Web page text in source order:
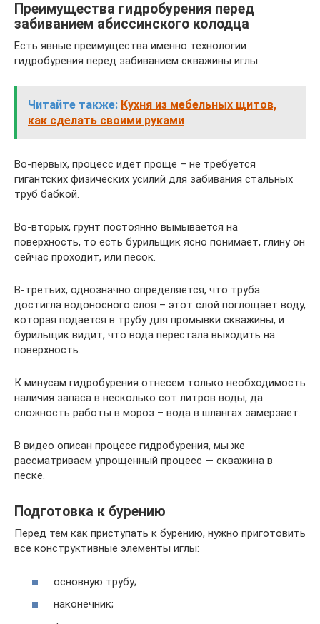
Преимущества гидробурения перед
забиванием абиссинского колодца
Есть явные преимущества именно технологии
гидробурения перед забиванием скважины иглы.
Читайте также: Кухня из мебельных щитов,
как сделать своими руками
Во-первых, процесс идет проще – не требуется
гигантских физических усилий для забивания стальных
труб бабкой.
Во-вторых, грунт постоянно вымывается на
поверхность, то есть бурильщик ясно понимает, глину он
сейчас проходит, или песок.
В-третьих, однозначно определяется, что труба
достигла водоносного слоя – этот слой поглощает воду,
которая подается в трубу для промывки скважины, и
бурильщик видит, что вода перестала выходить на
поверхность.
К минусам гидробурения отнесем только необходимость
наличия запаса в несколько сот литров воды, да
сложность работы в мороз – вода в шлангах замерзает.
В видео описан процесс гидробурения, мы же
рассматриваем упрощенный процесс — скважина в
песке.
Подготовка к бурению
Перед тем как приступать к бурению, нужно приготовить
все конструктивные элементы иглы:
основную трубу;
наконечник;